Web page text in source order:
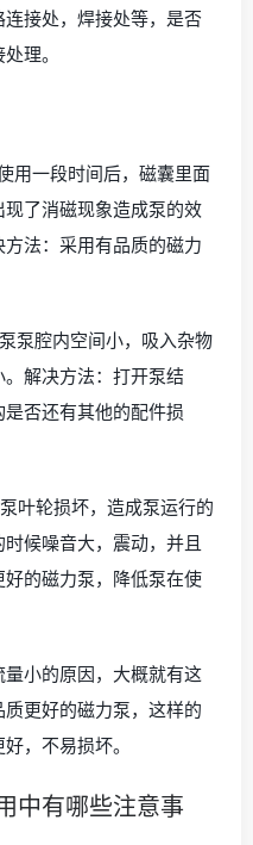
接处，焊接处等，是否
理。
用一段时间后，磁囊里面
了消磁现象造成泵的效
法：采用有品质的磁力
泵腔内空间小，吸入杂物
解决方法：打开泵结
否还有其他的配件损
叶轮损坏，造成泵运行的
候噪音大，震动，并且
的磁力泵，降低泵在使
小的原因，大概就有这
更好的磁力泵，这样的
，不易损坏。
中有哪些注意事